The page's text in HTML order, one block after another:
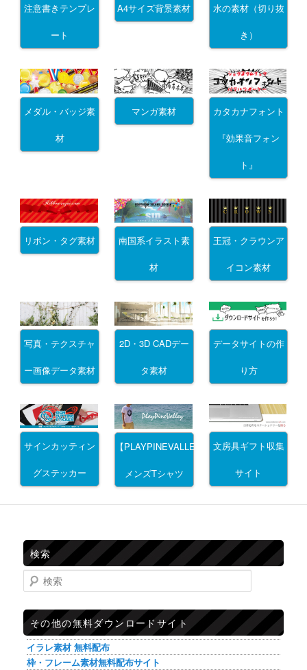
注意書きテンプレ
ート
A4サイズ背景素材 水の素材（切り抜
き）
メダル・バッジ素
材
マンガ素材 カタカナフォント
『効果音フォン
ト』
リボン・タグ素材 南国系イラスト素
材
王冠・クラウンア
イコン素材
写真・テクスチャ
ー画像データ素材
2D・3D CADデー
タ素材
データサイトの作
り方
サインカッティン
グステッカー
【PLAYPINEVALLEY】
メンズTシャツ
文房具ギフト収集
サイト
検索
検索
その他の無料ダウンロードサイト
イラレ素材 無料配布
枠・フレーム素材無料配布サイト